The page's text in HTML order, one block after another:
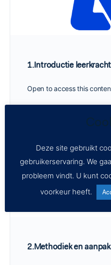
1.Introductie leerkracht
Open to access this
2.Methodiek en aanpak
Deze site gebruikt
gebruikerservaring. We
probleem vindt. U kunt
voorkeur heeft.